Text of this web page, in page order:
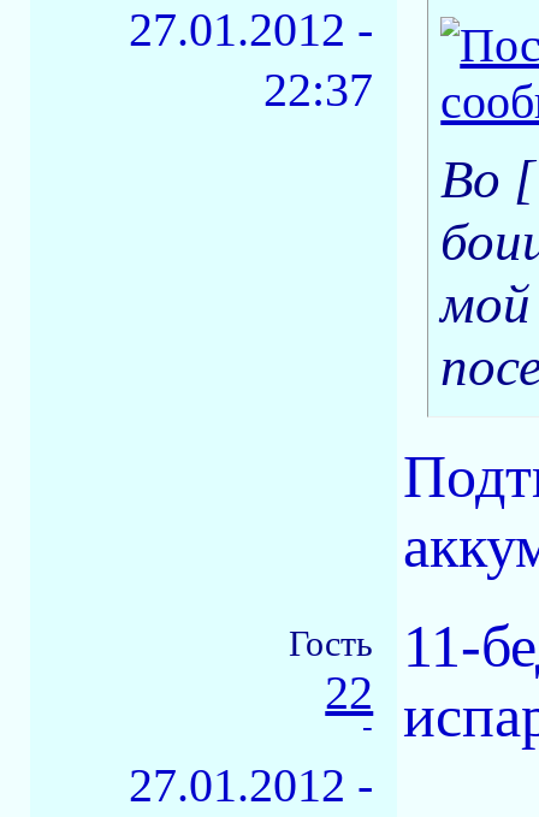
27.01.2012 -
22:37
Во
Гость
22
-
27.01.2012 -
11-